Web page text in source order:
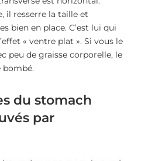
il resserre la taille et
bien en place. C’est lui qui
« ventre plat ». Si vous le
peu de graisse corporelle, le
bombé.
du stomach
par